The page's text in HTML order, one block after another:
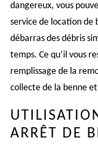
dangereux, vous
service de location de
débarras des débris
temps. Ce qu’il vous
remplissage de la
collecte de la benne
ARRÊT DE